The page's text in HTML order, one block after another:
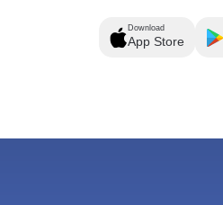
Download
App Store